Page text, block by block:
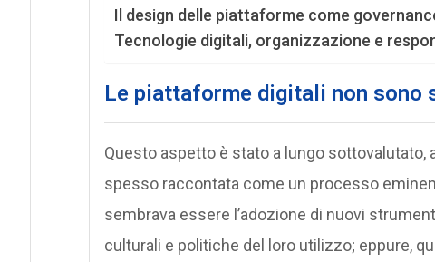
Il design delle piattaforme come
Tecnologie digitali, organizzazione e
Le piattaforme digitali non sono
Questo aspetto è stato a lungo sottovalutato,
spesso raccontata come un processo
sembrava essere l’adozione di nuovi
culturali e politiche del loro utilizzo; eppure,